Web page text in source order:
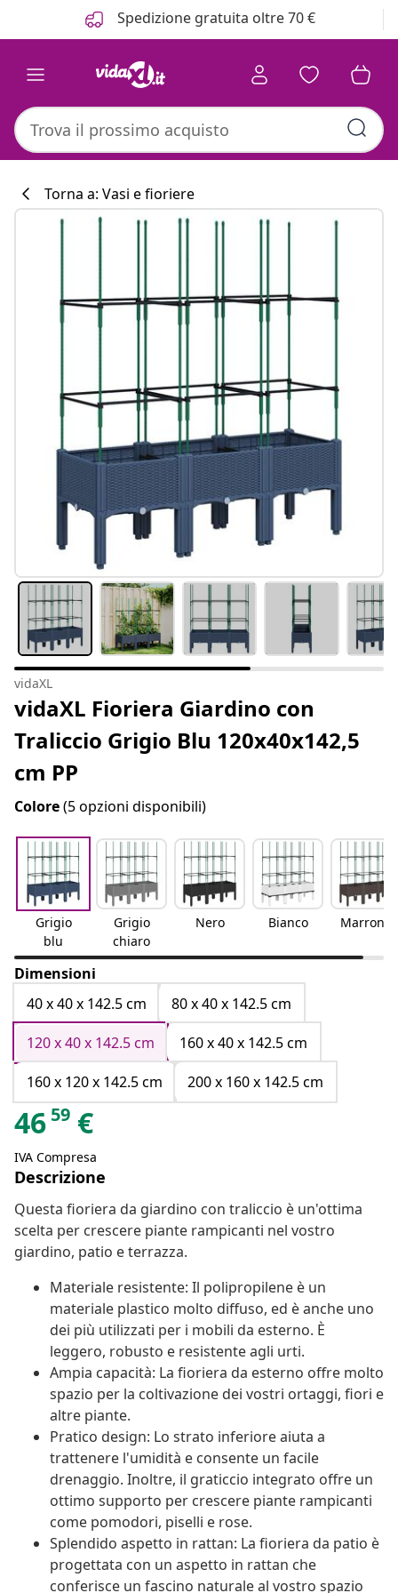
Spedizione gratuita oltre 70 €
Torna a: Vasi e fioriere
vidaXL
vidaXL Fioriera Giardino con
Traliccio Grigio Blu 120x40x142,5
cm PP
Colore(5 opzioni disponibili)
Grigio
blu
Grigio
chiaro
Nero Bianco Marrone
Dimensioni
40 x 40 x 142.5 cm
80 x 40 x 142.5 cm
120 x 40 x 142.5 cm
160 x 40 x 142.5 cm
160 x 120 x 142.5 cm
200 x 160 x 142.5 cm
46 59 €
IVA Compresa
Descrizione
Questa fioriera da giardino con traliccio è un'ottima
scelta per crescere piante rampicanti nel vostro
giardino, patio e terrazza.
Materiale resistente: Il polipropilene è un
materiale plastico molto diffuso, ed è anche uno
dei più utilizzati per i mobili da esterno. È
leggero, robusto e resistente agli urti.
Ampia capacità: La fioriera da esterno offre molto
spazio per la coltivazione dei vostri ortaggi, fiori e
altre piante.
Pratico design: Lo strato inferiore aiuta a
trattenere l'umidità e consente un facile
drenaggio. Inoltre, il graticcio integrato offre un
ottimo supporto per crescere piante rampicanti
come pomodori, piselli e rose.
Splendido aspetto in rattan: La fioriera da patio è
progettata con un aspetto in rattan che
conferisce un fascino naturale al vostro spazio